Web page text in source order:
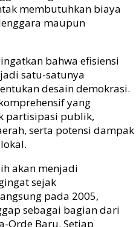
membutuhkan biaya
maupun
bahwa efisiensi
satu-satunya
desain demokrasi.
yang
partisipasi publik,
serta potensi dampak
akan menjadi
sejak
pada 2005,
sebagai bagian dari
Orde Baru. Setiap